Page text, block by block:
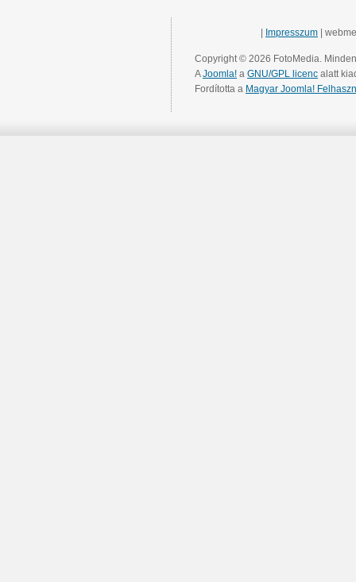
Impresszum |
Copyright © 2026 FotoMedia.
AJoomla! a GNU/GPL licenc alatt
Fordította a Magyar Joomla!